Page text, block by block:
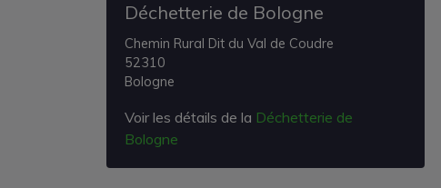
Déchetterie de Bologne
Chemin Rural Dit du Val de Coudre
52310
Bologne
Voir les détails de la Déchetterie de
Bologne